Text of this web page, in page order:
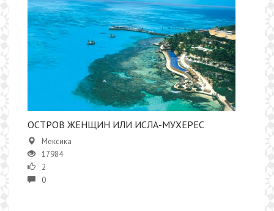
ОСТРОВ ЖЕНЩИН ИЛИ ИСЛА-МУХЕРЕС
Мексика
17984
2
0